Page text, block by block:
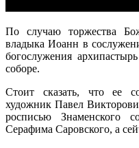
По случаю торжества
владыка Иоанн в
богослужения
соборе.
Стоит сказать, что ее
художник Павел
росписью Знаменского
Серафима Саровского, а